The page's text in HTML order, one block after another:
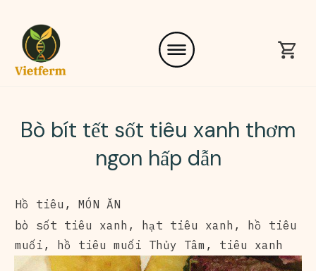
Bò bít tết sốt tiêu xanh thơm
ngon hấp dẫn
Hồ tiêu , MÓN ĂN
bò sốt tiêu xanh , hạt tiêu xanh , hồ tiêu
muối , hồ tiêu muối Thủy Tâm , tiêu xanh